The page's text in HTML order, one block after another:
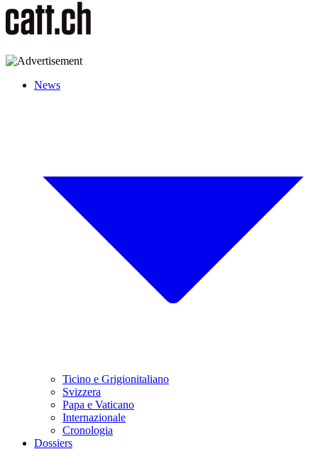
News
Ticino e Grigionitaliano
Svizzera
Papa e Vaticano
Internazionale
Cronologia
Dossiers